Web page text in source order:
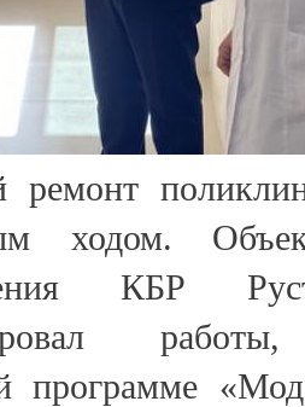
ремонт
ходом.
КБР
программе